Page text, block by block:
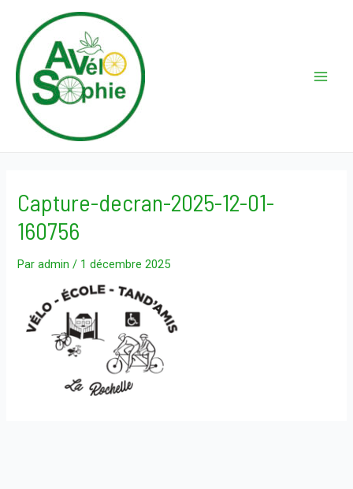
contenu
Capture-decran-2025-12-01-
160756
Paradmin / 1 décembre 2025